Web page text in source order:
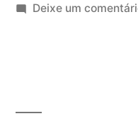
Deixe um